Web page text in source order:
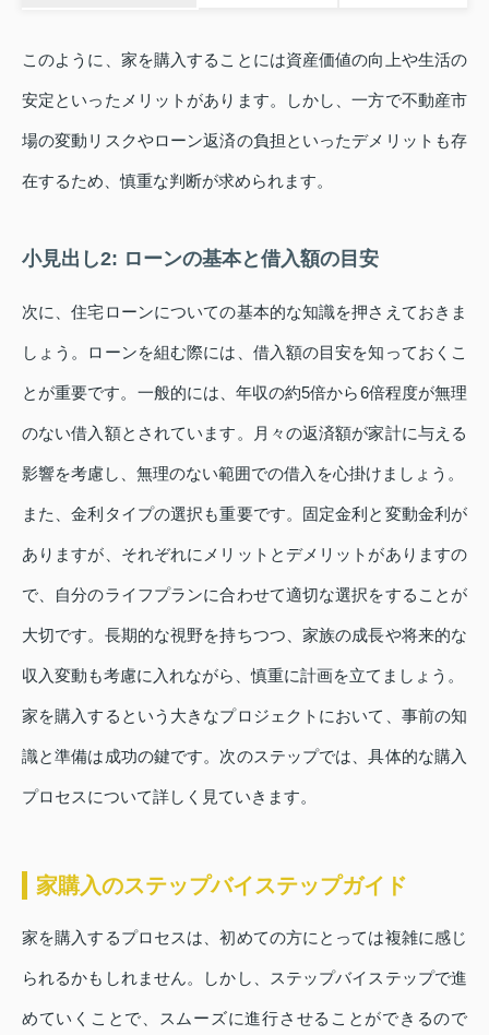
このように、家を購入することには資産価値の向上や生活の
安定といったメリットがあります。しかし、一方で不動産市
場の変動リスクやローン返済の負担といったデメリットも存
在するため、慎重な判断が求められます。
小見出し2: ローンの基本と借入額の目安
次に、住宅ローンについての基本的な知識を押さえておきま
しょう。ローンを組む際には、借入額の目安を知っておくこ
とが重要です。一般的には、年収の約5倍から6倍程度が無理
のない借入額とされています。月々の返済額が家計に与える
影響を考慮し、無理のない範囲での借入を心掛けましょう。
また、金利タイプの選択も重要です。固定金利と変動金利が
ありますが、それぞれにメリットとデメリットがありますの
で、自分のライフプランに合わせて適切な選択をすることが
大切です。長期的な視野を持ちつつ、家族の成長や将来的な
収入変動も考慮に入れながら、慎重に計画を立てましょう。
家を購入するという大きなプロジェクトにおいて、事前の知
識と準備は成功の鍵です。次のステップでは、具体的な購入
プロセスについて詳しく見ていきます。
家購入のステップバイステップガイド
家を購入するプロセスは、初めての方にとっては複雑に感じ
られるかもしれません。しかし、ステップバイステップで進
めていくことで、スムーズに進行させることができるので